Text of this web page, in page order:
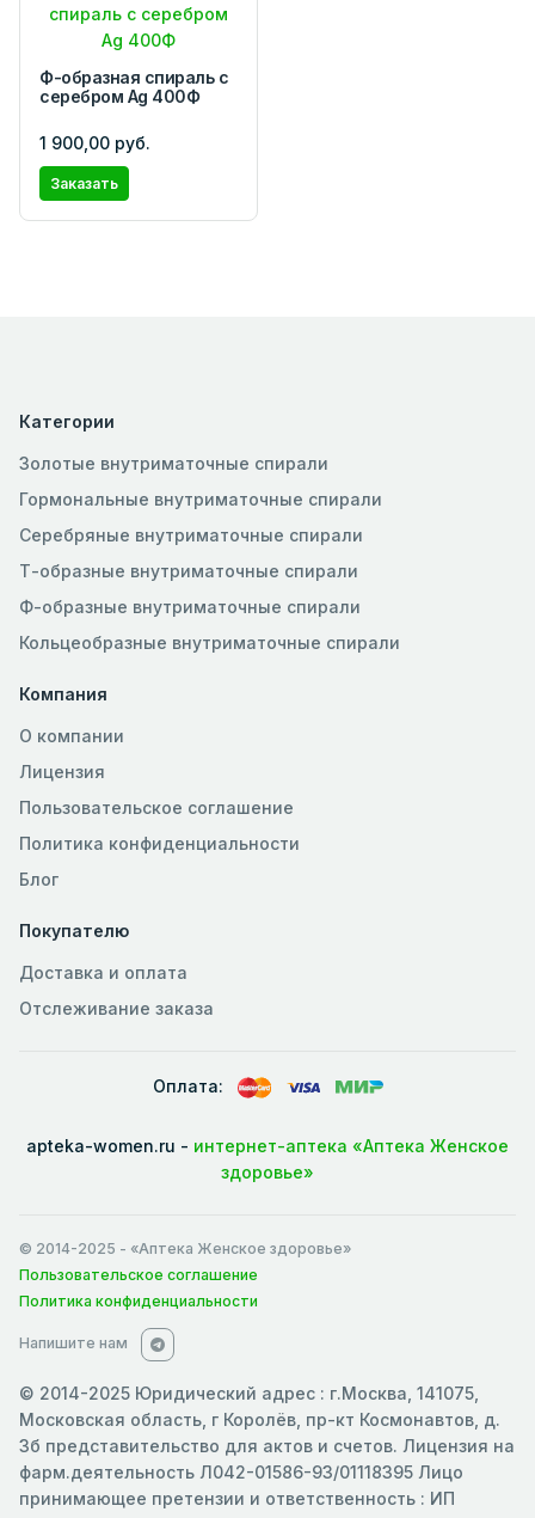
Ф-образная спираль с
серебром Ag 400Ф
1 900,00 руб.
Заказать
Категории
Золотые внутриматочные спирали
Гормональные внутриматочные спирали
Серебряные внутриматочные спирали
Т-образные внутриматочные спирали
Ф-образные внутриматочные спирали
Кольцеобразные внутриматочные спирали
Компания
О компании
Лицензия
Пользовательское соглашение
Политика конфиденциальности
Блог
Покупателю
Доставка и оплата
Отслеживание заказа
Оплата:
apteka-women.ru - интернет-аптека «Аптека Женское
здоровье»
© 2014-2025 - «Аптека Женское здоровье»
Пользовательское соглашение
Политика конфиденциальности
Напишите нам
© 2014-2025 Юридический адрес : г.Москва, 141075,
Московская область, г Королёв, пр-кт Космонавтов, д.
3б представительство для актов и счетов. Лицензия на
фарм.деятельность Л042-01586-93/01118395 Лицо
принимающее претензии и ответственность : ИП